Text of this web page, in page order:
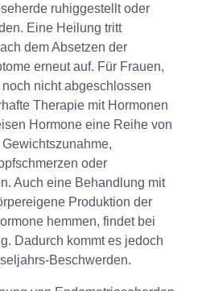
ruhiggestellt oder
Eine Heilung tritt
dem Absetzen der
erneut auf. Für Frauen,
nicht abgeschlossen
Therapie mit Hormonen
Hormone eine Reihe von
oder
Auch eine Behandlung mit
Produktion der
hemmen, findet bei
Dadurch kommt es jedoch
Beschwerden.